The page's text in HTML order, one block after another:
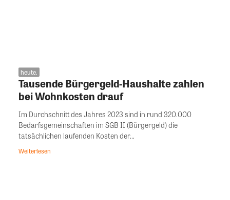
heute.
Tausende Bürgergeld-Haushalte zahlen
bei Wohnkosten drauf
Im Durchschnitt des Jahres 2023 sind in rund 320.000
Bedarfsgemeinschaften im SGB II (Bürgergeld) die
tatsächlichen laufenden Kosten der...
Weiterlesen